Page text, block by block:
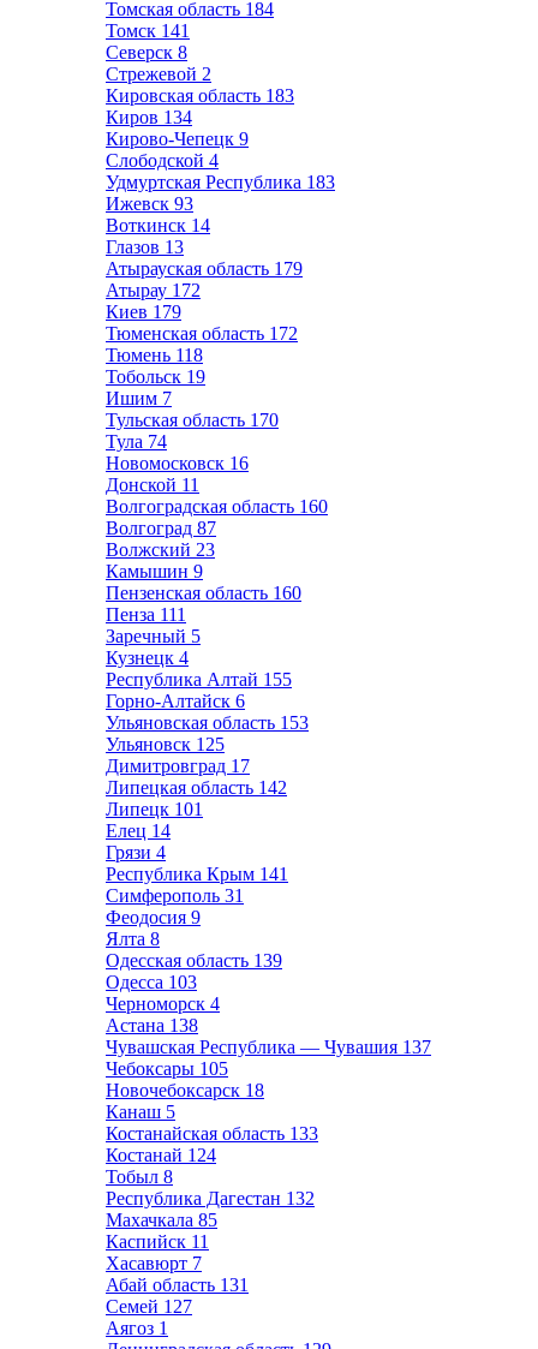
Томская область 184
Томск 141
Северск 8
Стрежевой 2
Кировская область 183
Киров 134
Кирово-Чепецк 9
Слободской 4
Удмуртская Республика 183
Ижевск 93
Воткинск 14
Глазов 13
Атырауская область 179
Атырау 172
Киев 179
Тюменская область 172
Тюмень 118
Тобольск 19
Ишим 7
Тульская область 170
Тула 74
Новомосковск 16
Донской 11
Волгоградская область 160
Волгоград 87
Волжский 23
Камышин 9
Пензенская область 160
Пенза 111
Заречный 5
Кузнецк 4
Республика Алтай 155
Горно-Алтайск 6
Ульяновская область 153
Ульяновск 125
Димитровград 17
Липецкая область 142
Липецк 101
Елец 14
Грязи 4
Республика Крым 141
Симферополь 31
Феодосия 9
Ялта 8
Одесская область 139
Одесса 103
Черноморск 4
Астана 138
Чувашская Республика — Чувашия 137
Чебоксары 105
Новочебоксарск 18
Канаш 5
Костанайская область 133
Костанай 124
Тобыл 8
Республика Дагестан 132
Махачкала 85
Каспийск 11
Хасавюрт 7
Абай область 131
Семей 127
Аягоз 1